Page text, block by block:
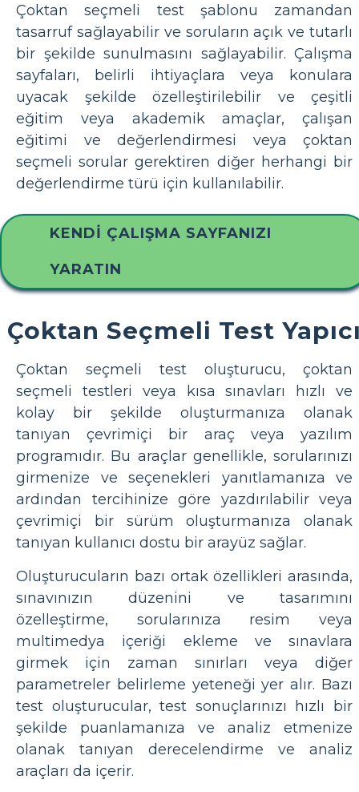
Çoktan seçmeli test şablonu zamandan
tasarruf sağlayabilir ve soruların açık ve tutarlı
bir şekilde sunulmasını sağlayabilir. Çalışma
sayfaları, belirli ihtiyaçlara veya konulara
uyacak şekilde özelleştirilebilir ve çeşitli
eğitim veya akademik amaçlar, çalışan
eğitimi ve değerlendirmesi veya çoktan
seçmeli sorular gerektiren diğer herhangi bir
değerlendirme türü için kullanılabilir.
KENDI ÇALIŞMA SAYFANIZI
YARATIN
Çoktan Seçmeli Test
Çoktan seçmeli test oluşturucu, çoktan
seçmeli testleri veya kısa sınavları hızlı ve
kolay bir şekilde oluşturmanıza olanak
tanıyan çevrimiçi bir araç veya yazılım
programıdır. Bu araçlar genellikle, sorularınızı
girmenize ve seçenekleri yanıtlamanıza ve
ardından tercihinize göre yazdırılabilir veya
çevrimiçi bir sürüm oluşturmanıza olanak
tanıyan kullanıcı dostu bir arayüz sağlar.
Oluşturucuların bazı ortak özellikleri arasında,
sınavınızın düzenini ve tasarımını
özelleştirme, sorularınıza resim veya
multimedya içeriği ekleme ve sınavlara
girmek için zaman sınırları veya diğer
parametreler belirleme yeteneği yer alır. Bazı
test oluşturucular, test sonuçlarınızı hızlı bir
şekilde puanlamanıza ve analiz etmenize
olanak tanıyan derecelendirme ve analiz
araçları da içerir.